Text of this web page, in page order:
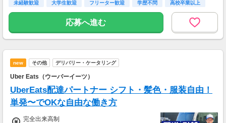
未経験歓迎 大学生歓迎 フリーター歓迎 学歴不問 高校卒業以上
応募へ進む
new その他 デリバリー・ケータリング
Uber Eats（ウーバーイーツ）
UberEats配達パートナー シフト・髪色・服装自由！
単発〜でOKな自由な働き方
完全出来高制